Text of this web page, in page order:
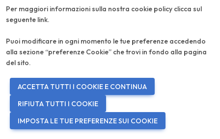
Non hai ancora un account? Registrati ora
PREFERENZE COOKIElanguage IT
Per maggiori informazioni sulla nostra cookie policy clicca sul
seguente link.
Puoi modificare in ogni momento le tue preferenze accedendo
alla sezione “preferenze Cookie” che trovi in fondo alla pagina
del sito.
ACCETTA TUTTI I COOKIE E CONTINUA
RIFIUTA TUTTI I COOKIE
IMPOSTA LE TUE PREFERENZE SUI COOKIE